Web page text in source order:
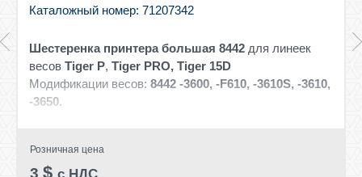
Каталожный номер: 71207342
Шестеренка принтера большая 8442 для линеек
весов Tiger P, Tiger PRO, Tiger 15D
Модификации весов: 8442 -3600, -F610, -3610S, -3610,
-3650.
Розничная цена
3 $